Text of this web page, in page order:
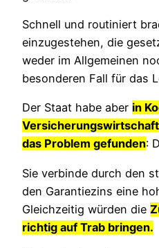
Schnell und routiniert
einzugestehen, die
weder im Allgemeinen
besonderen Fall für das
Der Staat habe aber in
das Problem gefunden:
Sie verbinde durch den
den Garantiezins eine
Gleichzeitig würden die
richtig auf Trab bringen.